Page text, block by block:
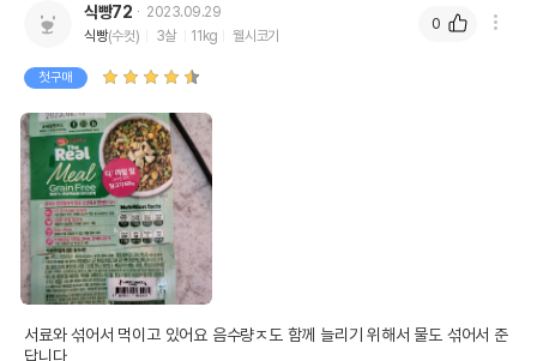
식빵72
2023.09.29
식빵(수컷) 3살 11kg 웰시코기
첫구매
서료와 섞어서 먹이고 있어요 음수량ㅈ도 함께 늘리기 위해서 물도 섞어서 준
답니다
0